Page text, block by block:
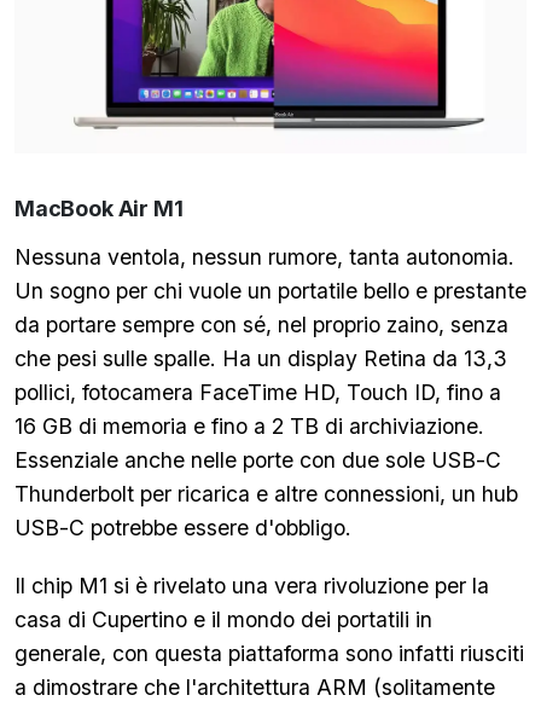
MacBook Air M1
Nessuna ventola, nessun rumore, tanta autonomia.
Un sogno per chi vuole un portatile bello e prestante
da portare sempre con sé, nel proprio zaino, senza
che pesi sulle spalle. Ha un display Retina da 13,3
pollici, fotocamera FaceTime HD, Touch ID, fino a
16 GB di memoria e fino a 2 TB di archiviazione.
Essenziale anche nelle porte con due sole USB-C
Thunderbolt per ricarica e altre connessioni, un hub
USB-C potrebbe essere d'obbligo.
Il chip M1 si è rivelato una vera rivoluzione per la
casa di Cupertino e il mondo dei portatili in
generale, con questa piattaforma sono infatti riusciti
a dimostrare che l'architettura ARM (solitamente